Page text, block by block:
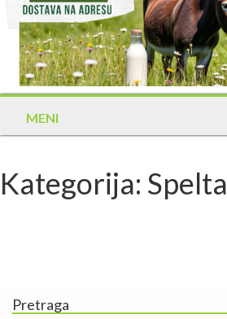
MENI
Kategorija: Spelta
Pretraga